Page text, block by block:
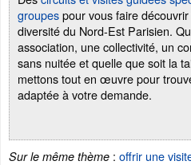
groupespour vous faire
diversité du Nord-Est Parisien.
association, une collectivité, un
sans nuitée et quelle que soit la
mettons tout en œuvre pour
adaptée à votre demande.
Sur le même thème : offrir une